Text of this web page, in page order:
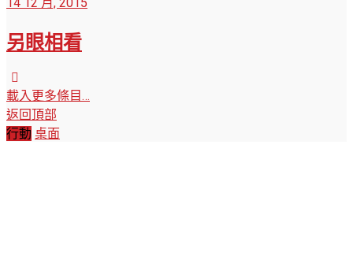
另眼相看
載入更多條目…
返回頂部
行動 桌面